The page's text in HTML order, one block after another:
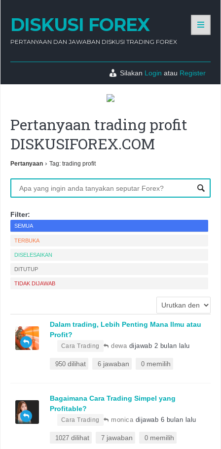
DISKUSI FOREX
PERTANYAAN DAN JAWABAN DISKUSI TRADING FOREX
Silakan Login atau Register
Pertanyaan trading profit
DISKUSIFOREX.COM
Pertanyaan › Tag: trading profit
Filter:
SEMUA
TERBUKA
DISELESAIKAN
DITUTUP
TIDAK DIJAWAB
Dalam trading, Lebih Penting Mana Ilmu atau
Profit?
dewa dijawab 2 bulan lalu
Cara Trading
950 dilihat 6 jawaban 0 memilih
Bagaimana Cara Trading Simpel yang
Profitable?
monica dijawab 6 bulan lalu
Cara Trading
1027 dilihat 7 jawaban 0 memilih